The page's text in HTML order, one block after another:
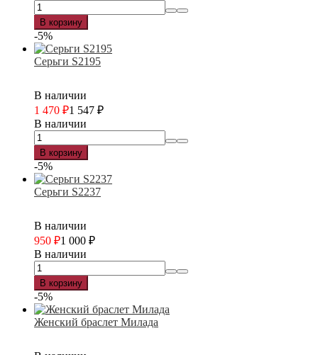
В корзину
-5%
Серьги S2195
В наличии
1 470 ₽1 547 ₽
В наличии
В корзину
-5%
Серьги S2237
В наличии
950 ₽1 000 ₽
В наличии
В корзину
-5%
Женский браслет Милада